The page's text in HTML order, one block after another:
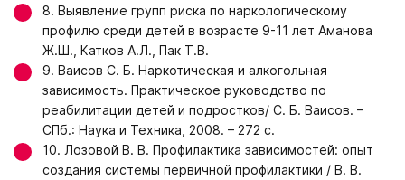
8. Выявление групп риска по наркологическому
профилю среди детей в возрасте 9-11 лет Аманова
Ж.Ш., Катков А.Л., Пак Т.В.
9. Ваисов С. Б. Наркотическая и алкогольная
зависимость. Практическое руководство по
реабилитации детей и подростков/ С. Б. Ваисов. –
СПб.: Наука и Техника, 2008. – 272 с.
10. Лозовой В. В. Профилактика зависимостей: опыт
создания системы первичной профилактики / В. В.